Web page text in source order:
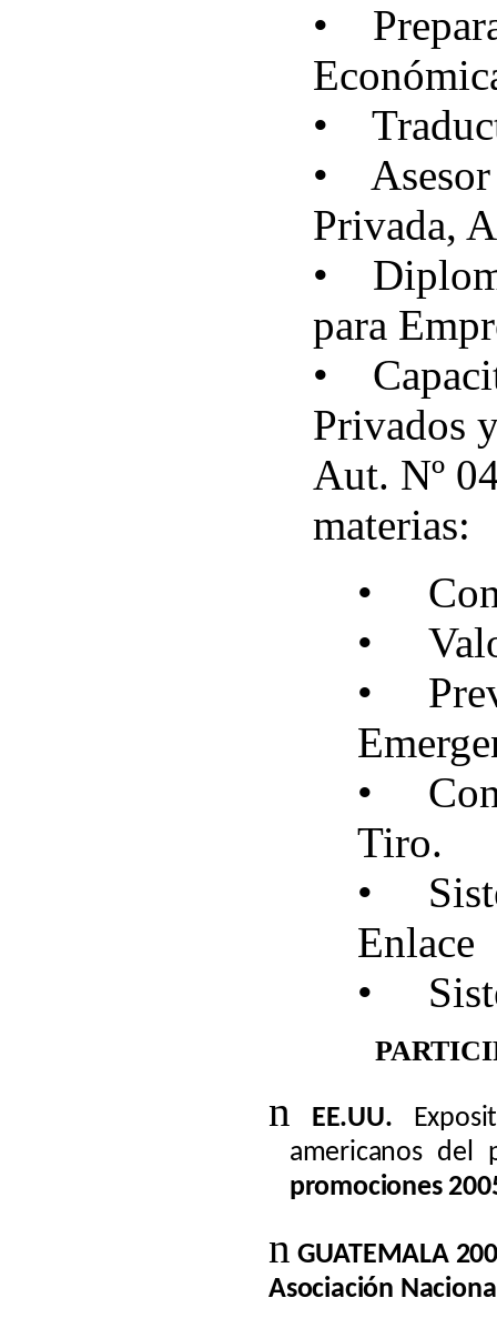
•
•
• Asesor
Privada,
•
para
•
Privados
Aut. Nº
materias:
•
•
•
•
Tiro.
•
Enlace
•
n EE.UU.
americanos del
promociones
n GUATEMALA
Asociación